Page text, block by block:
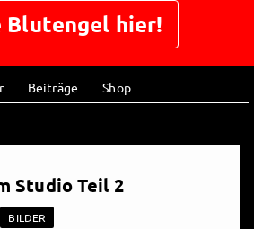
Blutengel hier!
Beiträge Shop
Studio Teil 2
BILDER